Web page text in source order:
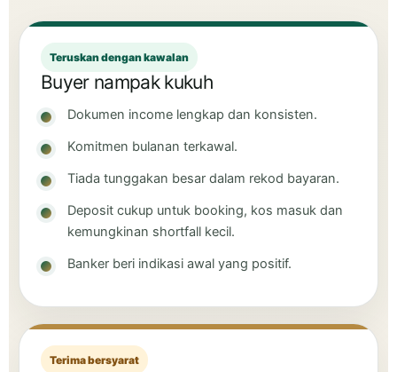
Teruskan dengan kawalan
Buyer nampak kukuh
Dokumen income lengkap dan konsisten.
Komitmen bulanan terkawal.
Tiada tunggakan besar dalam rekod bayaran.
Deposit cukup untuk booking, kos masuk dan
kemungkinan shortfall kecil.
Banker beri indikasi awal yang positif.
Terima bersyarat